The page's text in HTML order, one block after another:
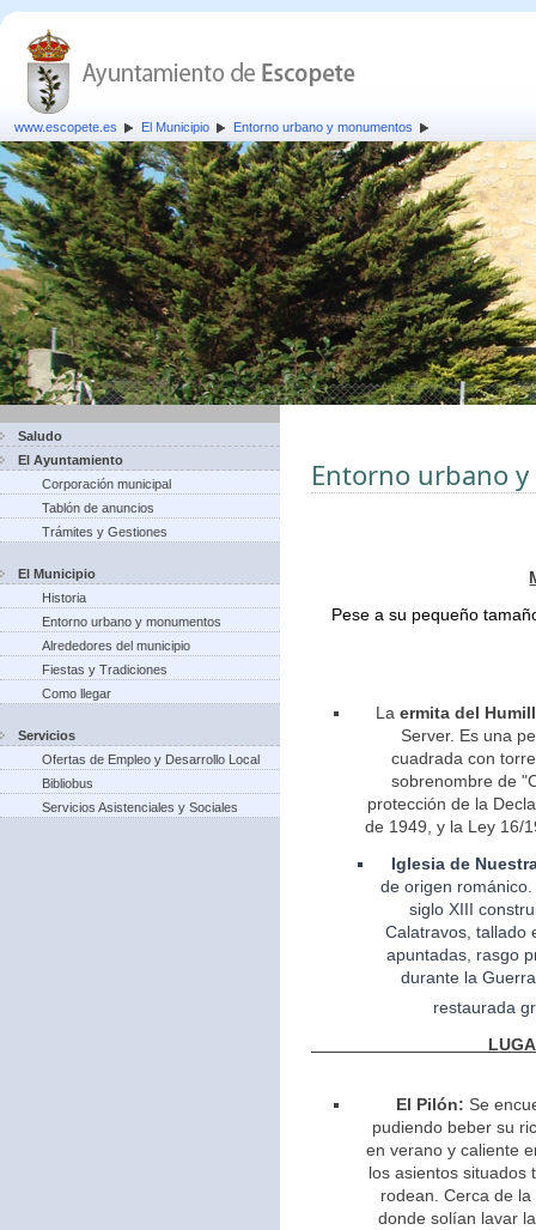
www.escopete.es El Municipio Entorno urbano y monumentos
Saludo
El Ayuntamiento
Corporación municipal
Tablón de anuncios
Trámites y Gestiones
El Municipio
Historia
Entorno urbano y monumentos
Alrededores del municipio
Fiestas y Tradiciones
Como llegar
Servicios
Ofertas de Empleo y Desarrollo Local
Bibliobus
Servicios Asistenciales y Sociales
Entorno urbano
Pese a su pequeño
La ermita del
Server. Es una
cuadrada con
sobrenombre de
protección de la
de 1949, y la Ley 16/
Iglesia de
deorigen
siglo XIII
Calatravos, tallado
apuntadas, rasgo
durante la
restaurada
El Pilón: Se
pudiendo beber su
en verano y caliente
los asientos situados
rodean. Cerca de
donde solían lavar